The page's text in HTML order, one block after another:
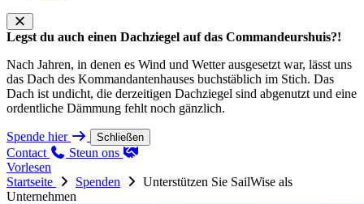
Legst du auch einen Dachziegel auf das Commandeurshuis?!
Nach Jahren, in denen es Wind und Wetter ausgesetzt war, lässt uns
das Dach des Kommandantenhauses buchstäblich im Stich. Das
Dach ist undicht, die derzeitigen Dachziegel sind abgenutzt und eine
ordentliche Dämmung fehlt noch gänzlich.
Spende hier Schließen
Contact
Steun ons
Vorlesen
Startseite
Spenden
Unterstützen Sie SailWise als
Unternehmen